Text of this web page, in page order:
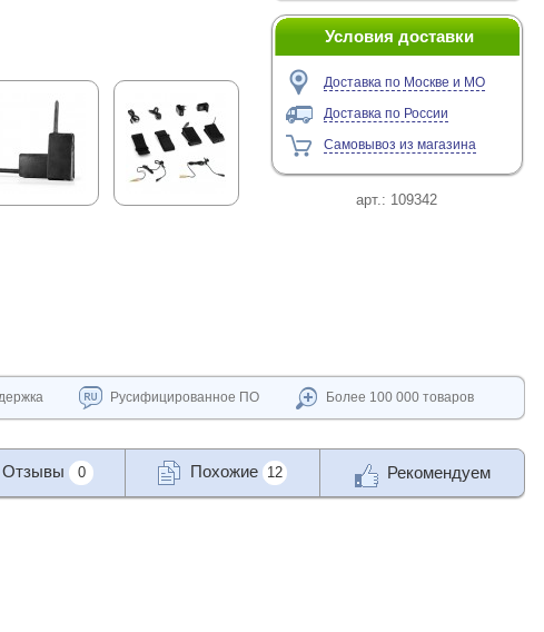
Условия доставки
Доставка по Москве и МО
Доставка по России
Самовывоз из магазина
арт.: 109342
Русифицированное ПО Более 100 000 товаров
Отзывы 0 Похожие 12 Рекомендуем